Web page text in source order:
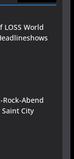
LOSS World
Abend
City